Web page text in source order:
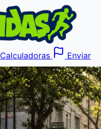
Calculadoras
Enviar